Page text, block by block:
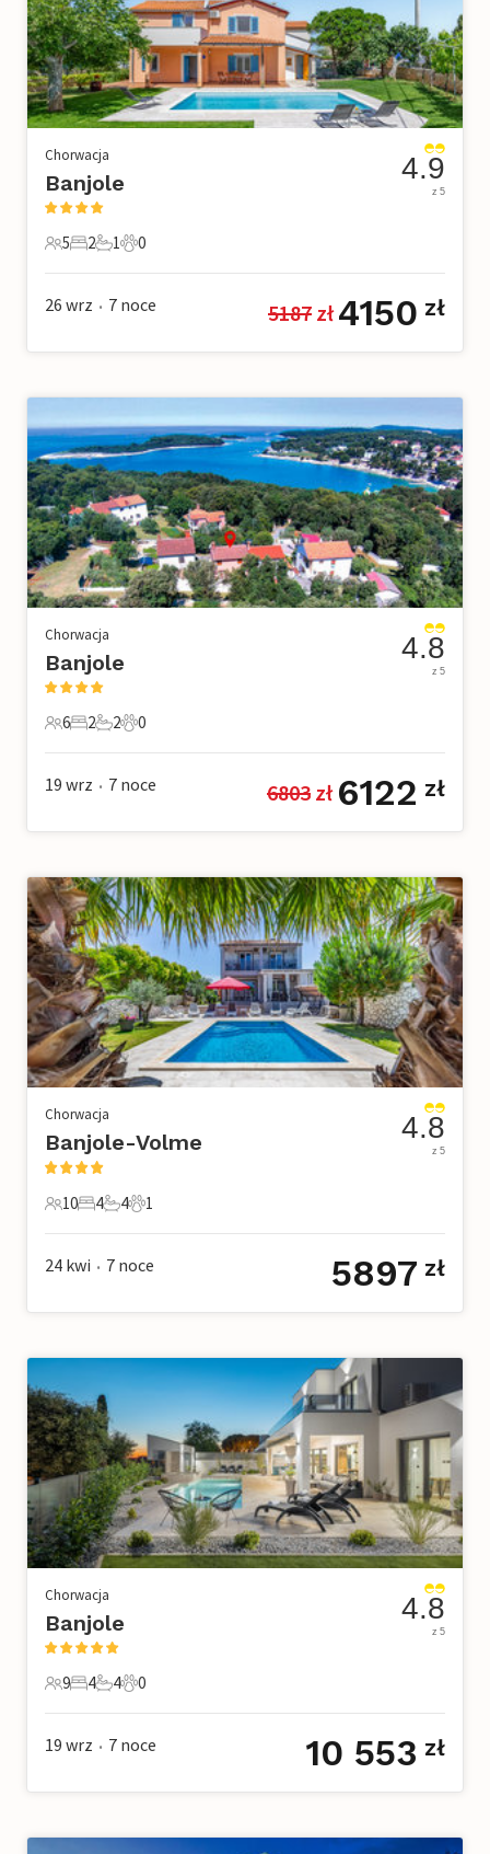
Chorwacja
Banjole
5 Goście
5
2 Sypialnie
2
1 Łazienka
1
0 Zwierzęta domowe
0
4.9
z 5
26 wrz • 7 noce 5187 zł 4150 zł
Chorwacja
Banjole
6 Goście
6
2 Sypialnie
2
2 Łazienki
2
0 Zwierzęta domowe
0
4.8
z 5
19 wrz • 7 noce 6803 zł 6122 zł
Chorwacja
Banjole-Volme
10 Goście
10
4 Sypialnie
4
4 Łazienki
4
1 Zwierzę domowe
1
4.8
z 5
24 kwi • 7 noce 5897 zł
Chorwacja
Banjole
9 Goście
9
4 Sypialnie
4
4 Łazienki
4
0 Zwierzęta domowe
0
4.8
z 5
19 wrz • 7 noce 10 553 zł